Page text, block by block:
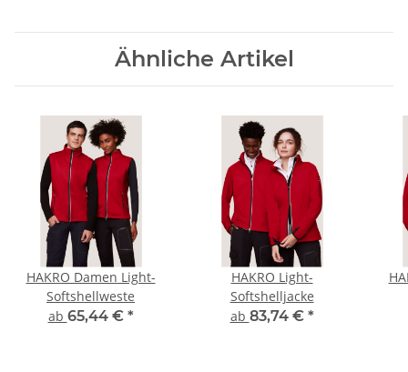
Ähnliche Artikel
HAKRO Damen Light-
Softshellweste
ab 65,44 € *
HAKRO Light-
Softshelljacke
ab 83,74 € *